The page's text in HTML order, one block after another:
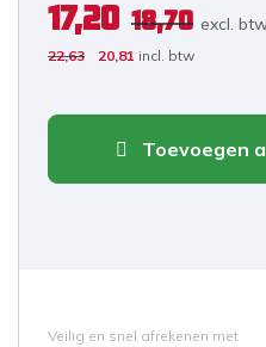
17,20 18,70 excl. b
22,63 20,81 incl. btw
Toevoegen
Veilig en snel afrekenen met